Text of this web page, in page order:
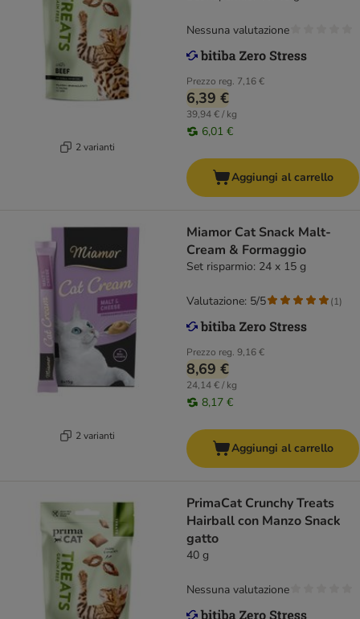
2 varianti
Prezzo reg. 7,16 €
6,39 €
39,94 € / kg
6,01 €
Nessuna valutazione
Aggiungi al carrello
2 varianti
Miamor Cat Snack Malt-
Cream & Formaggio
Set risparmio: 24 x 15 g
Prezzo reg. 9,16 €
8,69 €
24,14 € / kg
8,17 €
Valutazione: 5/5 (1)
Aggiungi al carrello
PrimaCat Crunchy Treats
Hairball con Manzo Snack
gatto
40 g
Nessuna valutazione